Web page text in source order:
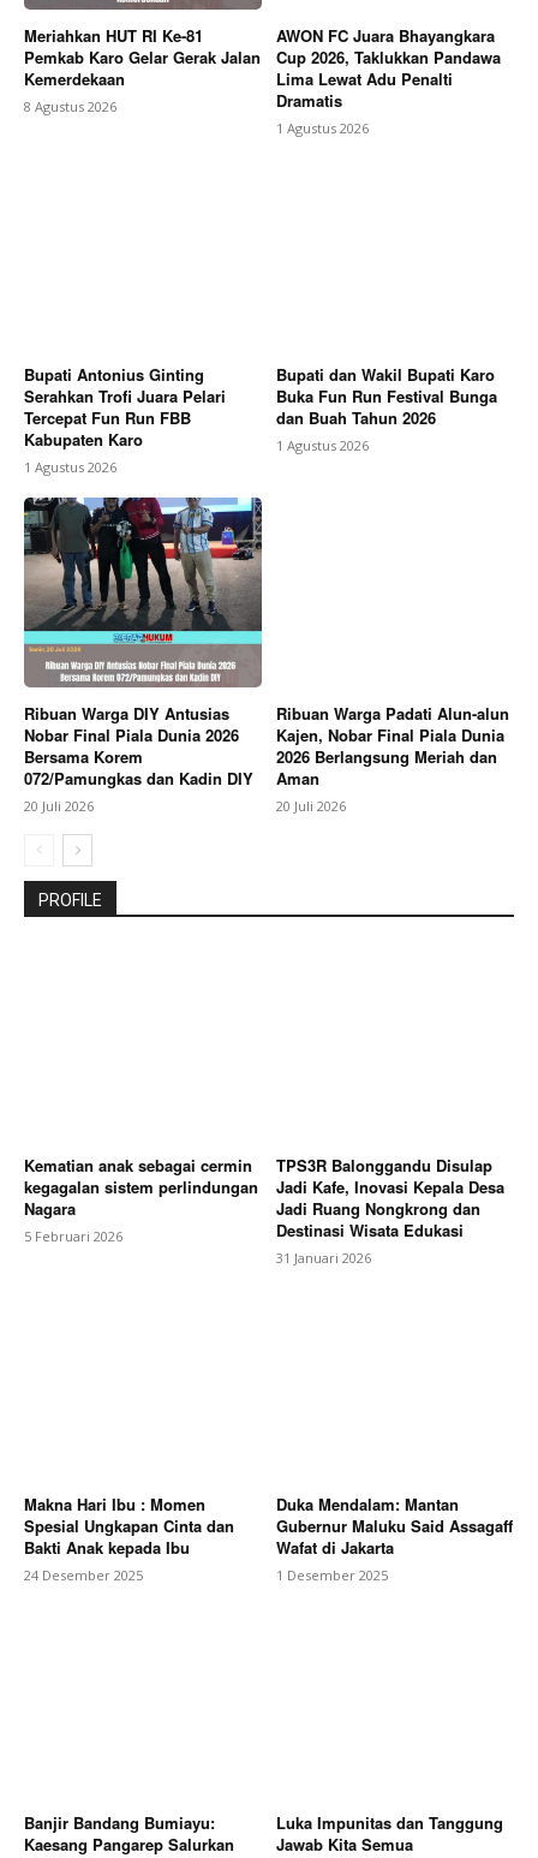
Meriahkan HUT RI Ke-81
Pemkab Karo Gelar Gerak Jalan
Kemerdekaan
8 Agustus 2026
AWON FC Juara Bhayangkara
Cup 2026, Taklukkan Pandawa
Lima Lewat Adu Penalti
Dramatis
1 Agustus 2026
Bupati Antonius Ginting
Serahkan Trofi Juara Pelari
Tercepat Fun Run FBB
Kabupaten Karo
1 Agustus 2026
Bupati dan Wakil Bupati Karo
Buka Fun Run Festival Bunga
dan Buah Tahun 2026
1 Agustus 2026
Ribuan Warga DIY Antusias
Nobar Final Piala Dunia 2026
Bersama Korem
072/Pamungkas dan Kadin DIY
20 Juli 2026
Ribuan Warga Padati Alun-alun
Kajen, Nobar Final Piala Dunia
2026 Berlangsung Meriah dan
Aman
20 Juli 2026
PROFILE
Kematian anak sebagai cermin
kegagalan sistem perlindungan
Nagara
5 Februari 2026
TPS3R Balonggandu Disulap
Jadi Kafe, Inovasi Kepala Desa
Jadi Ruang Nongkrong dan
Destinasi Wisata Edukasi
31 Januari 2026
Makna Hari Ibu : Momen
Spesial Ungkapan Cinta dan
Bakti Anak kepada Ibu
24 Desember 2025
Duka Mendalam: Mantan
Gubernur Maluku Said Assagaff
Wafat di Jakarta
1 Desember 2025
Banjir Bandang Bumiayu:
Kaesang Pangarep Salurkan
Luka Impunitas dan Tanggung
Jawab Kita Semua